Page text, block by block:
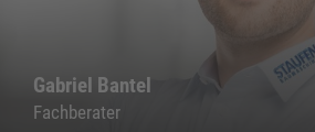
Gabriel Bantel
Fachberater